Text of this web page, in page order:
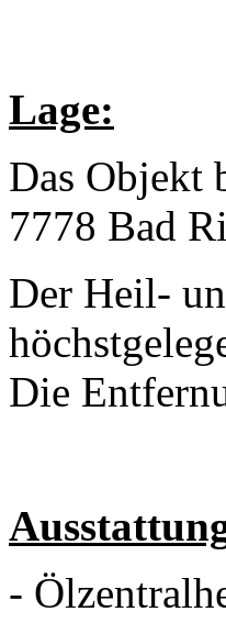
Lage:
Das Objekt
7778 Bad
Der Heil-
Die
-